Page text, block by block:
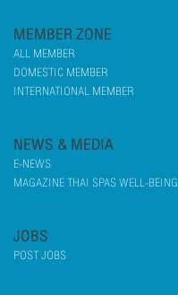
MEMBER ZONE
ALL MEMBER
DOMESTIC MEMBER
INTERNATIONAL MEMBER
NEWS & MEDIA
E-NEWS
MAGAZINE THAI SPAS WELL-BEING
JOBS
POST JOBS